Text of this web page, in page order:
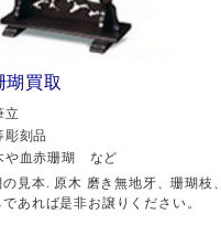
瑚買取
立
彫刻品
や血赤珊瑚 など
見本. 原木 磨き無地牙、珊瑚枝、
あれば是非お譲りください。